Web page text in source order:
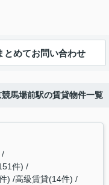
とめてお問い合わせ
馬場前駅の賃貸物件一覧
件)
) 高級賃貸(14件)